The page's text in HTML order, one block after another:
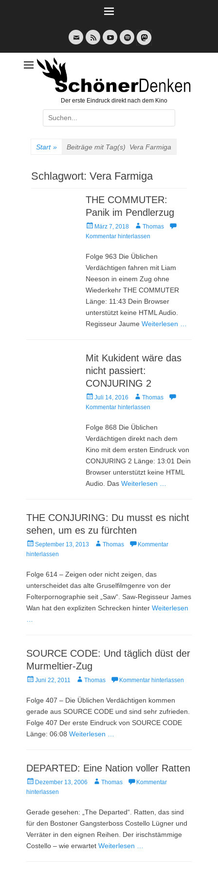
E-
Mail
Feed YouTubeSpotify
Der erste Eindruck direkt nach dem Kino
Suche
nach:
Start » Beiträge mit Tag(s) Vera Farmiga
Schlagwort: Vera Farmiga
THE COMMUTER:
Panik im Pendlerzug
Veröffentlicht
am
März 7, 2018 AutorThomas
Kommentar hinterlassen
Folge 963 Die Üblichen
Verdächtigen fahren mit Liam
Neeson in einem Zug ohne
Wiederkehr THE COMMUTER
Länge: 11:43 Dein Browser
unterstützt keine HTML Audio.
Regisseur JaumeWeiterlesen …
Mit Kukident wäre das
nicht passiert:
CONJURING 2
Veröffentlicht
am
Juli 14, 2016 AutorThomas
Kommentar hinterlassen
Folge 868 Die Üblichen
Verdächtigen direkt nach dem
Kino mit dem ersten Eindruck von
CONJURING 2 Länge: 13:01 Dein
Browser unterstützt keine HTML
Audio. DasWeiterlesen …
THE CONJURING: Du musst es nicht
sehen, um es zu fürchten
Veröffentlicht
am
September 13, 2013 AutorThomas
Kommentar
hinterlassen
Folge 614 – Zeigen oder nicht zeigen, das
unterscheidet das alte Gruselfilmgenre von der
Folterpornographie seit „Saw“. Saw-Regisseur James
Wan hat den expliziten Schrecken hinter Weiterlesen
SOURCE CODE: Und täglich düst der
Murmeltier-Zug
Veröffentlicht
Juni 22, 2011 AutorThomas Kommentar hinterlassen
Folge 407 – Die Üblichen Verdächtigen kommen
gerade aus SOURCE CODE und sind sehr zufrieden.
Folge 407 Der erste Eindruck von SOURCE CODE
Länge: 06:08 Weiterlesen …
DEPARTED: Eine Nation voller Ratten
Veröffentlicht
am
Dezember 13, 2006 AutorThomas
Kommentar
hinterlassen
Gerade gesehen: „The Departed“. Ratten, das sind
für den Bostoner Gangsterboss Costello Lügner und
Verräter in den eignen Reihen. Der irischstämmige
Costello – wie erwartet Weiterlesen …